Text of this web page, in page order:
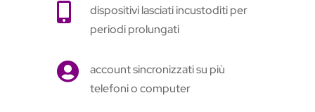

dispositivi lasciati incustoditi per
periodi prolungati

account sincronizzati su più
telefoni o computer